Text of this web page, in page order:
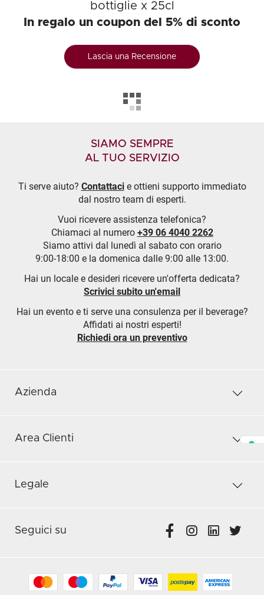
bottiglie x 25cl
In regalo un coupon del 5% di sconto
Lascia una Recensione
SIAMO SEMPRE
AL TUO SERVIZIO
Ti serve aiuto? Contattacie ottieni supporto immediato
dal nostro team di esperti.
Vuoi ricevere assistenza telefonica?
Chiamaci al numero +39 06 4040 2262
Siamo attivi dal lunedì al sabato con orario
9:00-18:00 e la domenica dalle 9:00 alle 13:00.
Hai un locale e desideri ricevere un'offerta dedicata?
Scrivici subito un'email
Hai un evento e ti serve una consulenza per il beverage?
Affidati ai nostri esperti!
Richiedi ora un preventivo
Azienda
Area Clienti
Legale
Seguici su